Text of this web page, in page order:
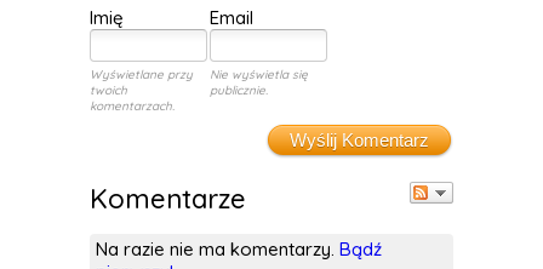
Komentarze
Na razie nie ma komentarzy. Bądź
Imię Email
Wyświetlane przy
twoich
komentarzach.
Nie wyświetla się
publicznie.
Wyślij Komentarz